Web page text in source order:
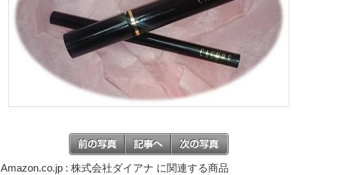
Amazon.co.jp : 株式会社ダイアナ に関連する商品